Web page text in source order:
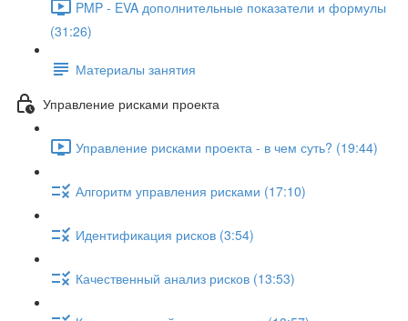
PMP - EVA дополнительные показатели и формулы
(31:26)
Материалы занятия
Управление рисками проекта
Управление рисками проекта - в чем суть? (19:44)
Алгоритм управления рисками (17:10)
Идентификация рисков (3:54)
Качественный анализ рисков (13:53)